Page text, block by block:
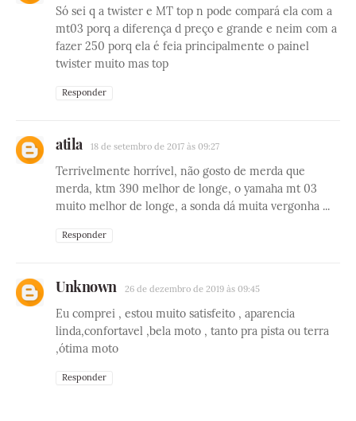
Só sei q a twister e MT top n pode compará ela com a
mt03 porq a diferença d preço e grande e neim com a
fazer 250 porq ela é feia principalmente o painel
twister muito mas top
Responder
atila 18 de setembro de 2017 às 09:27
Terrivelmente horrível, não gosto de merda que
merda, ktm 390 melhor de longe, o yamaha mt 03
muito melhor de longe, a sonda dá muita vergonha ...
Responder
Unknown 26 de dezembro de 2019 às 09:45
Eu comprei , estou muito satisfeito , aparencia
linda,confortavel ,bela moto , tanto pra pista ou terra
,ótima moto
Responder